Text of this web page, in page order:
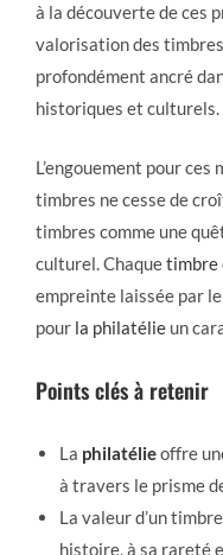
à la découverte de ces
valorisation des
profondément ancré
historiques et culturels.
L’engouement pour
timbres ne cesse de
timbres comme une
culturel. Chaquetimbre
empreinte laissée par
pour la philatélie un
Points clés à retenir
La philatélieoffre
à travers le prisme
La valeur d’un
histoire, à sa rareté